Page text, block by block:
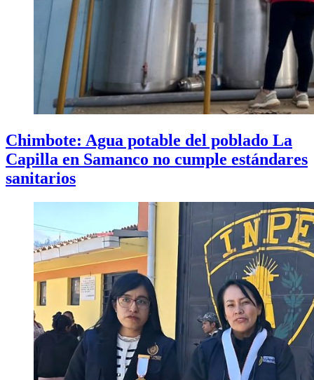
Chimbote: Agua potable del poblado La
Capilla en Samanco no cumple estándares
sanitarios